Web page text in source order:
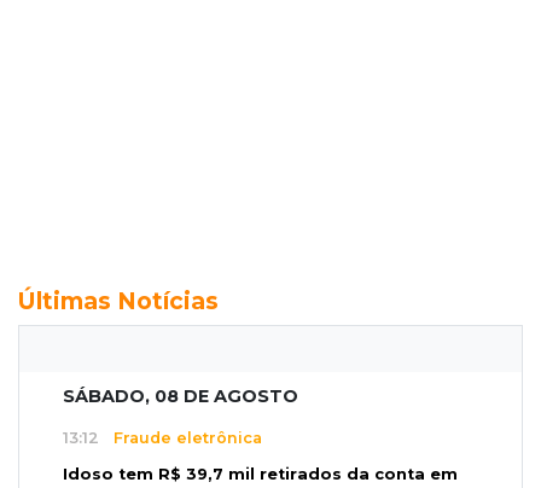
Últimas Notícias
SÁBADO, 08 DE AGOSTO
13:12 Fraude eletrônica
Idoso tem R$ 39,7 mil retirados da conta em